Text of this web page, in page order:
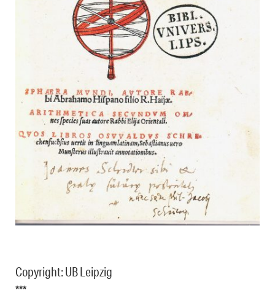
Copyright: UB Leipzig
***